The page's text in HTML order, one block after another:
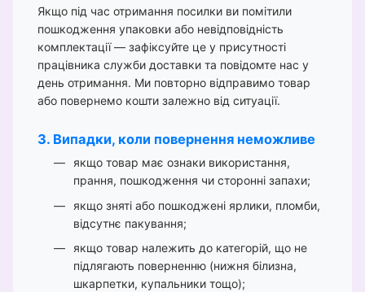
Якщо під час отримання посилки ви помітили
пошкодження упаковки або невідповідність
комплектації — зафіксуйте це у присутності
працівника служби доставки та повідомте нас у
день отримання. Ми повторно відправимо товар
або повернемо кошти залежно від ситуації.
3. Випадки, коли повернення неможливе
якщо товар має ознаки використання,
прання, пошкодження чи сторонні запахи;
якщо зняті або пошкоджені ярлики, пломби,
відсутнє пакування;
якщо товар належить до категорій, що не
підлягають поверненню (нижня білизна,
шкарпетки, купальники тощо);